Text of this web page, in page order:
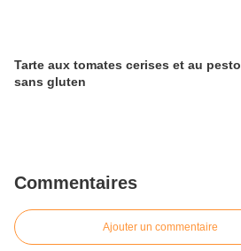
Tarte aux tomates cerises et au pesto
sans gluten
Commentaires
Ajouter un commentaire